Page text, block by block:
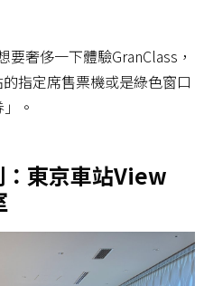
奢侈一下體驗GranClass，
指定席售票機或是綠色窗口
。
東京車站View